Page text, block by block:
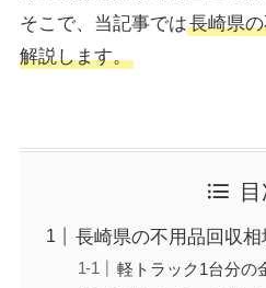
そこで、当記事では長崎県
解説します。
長崎県の不用品回収相
軽トラック1台分の